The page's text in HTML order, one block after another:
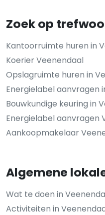
Zoek op
Kantoorruimte huren in
Koerier Veenendaal
Opslagruimte huren in
Energielabel aanvragen
Bouwkundige keuring in
Energielabel aanvragen
Aankoopmakelaar
Algemene
Wat te doen in
Activiteiten in